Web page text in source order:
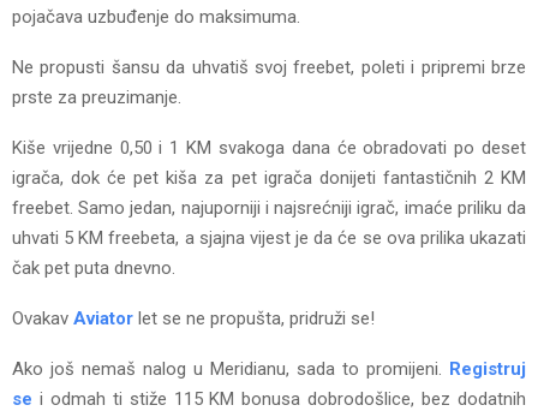
pojačava uzbuđenje do maksimuma.
Ne propusti šansu da uhvatiš svoj freebet, poleti i pripremi brze
prste za preuzimanje.
Kiše vrijedne 0,50 i 1 KM svakoga dana će obradovati po deset
igrača, dok će pet kiša za pet igrača donijeti fantastičnih 2 KM
freebet. Samo jedan, najuporniji i najsrećniji igrač, imaće priliku da
uhvati 5 KM freebeta, a sjajna vijest je da će se ova prilika ukazati
čak pet puta dnevno.
Ovakav Aviator let se ne propušta, pridruži se!
Ako još nemaš nalog u Meridianu, sada to promijeni. Registruj
se i odmah ti stiže 115 KM bonusa dobrodošlice, bez dodatnih